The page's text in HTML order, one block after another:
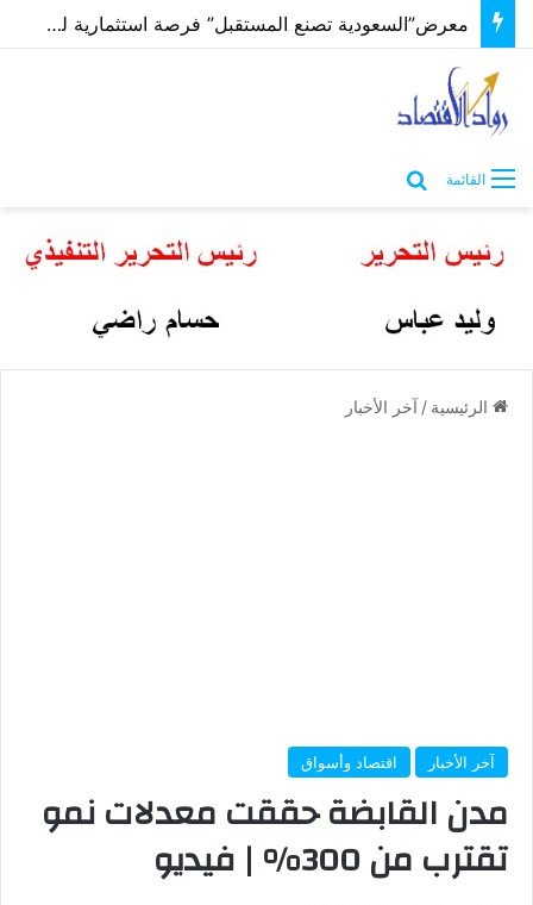
معرض”السعودية تصنع المستقبل” فرصة استثمارية للشركات الناشئة في قطاعات الذكاء الاصطناعي وربطها بالشركات العالمية
القائمة
الرئيسية / آخر الأخبار
آخر الأخبار اقتصاد وأسواق
مدن القابضة حققت معدلات نمو
تقترب من 300% | فيديو